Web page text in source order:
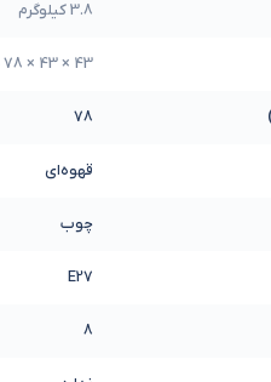
3.8 کیلوگرم
43 × 43 × 78 سانتیمتر
78
قهوه‌ای
چوب
E27
8